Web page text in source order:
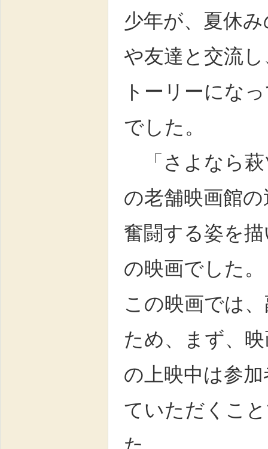
少年が、夏休
や友達と交流
トーリーにな
でした。
「さよなら萩
の老舗映画館
奮闘する姿を
の映画でした。
この映画では
ため、まず、
の上映中は参
ていただくこ